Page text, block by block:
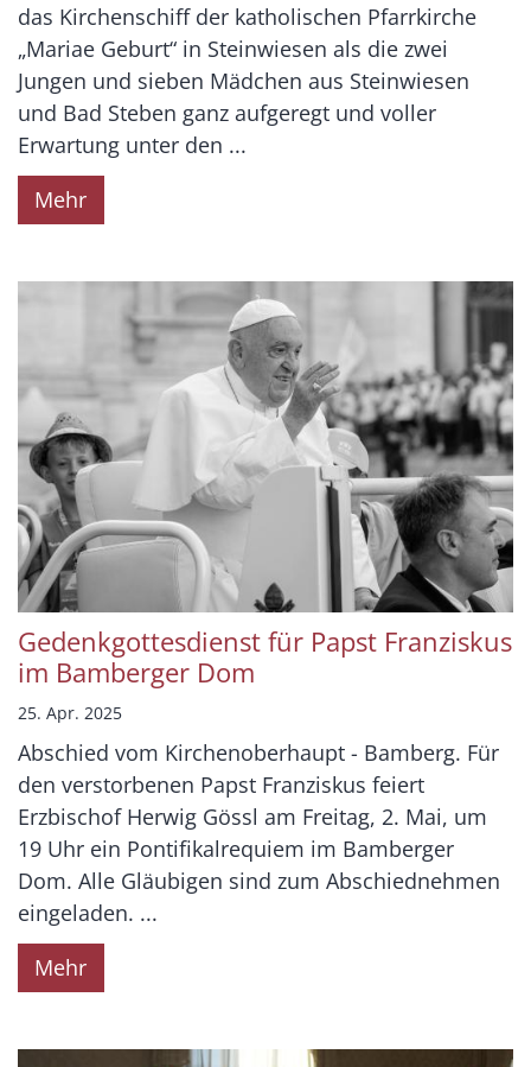
das Kirchenschiff der katholischen Pfarrkirche
„Mariae Geburt“ in Steinwiesen als die zwei
Jungen und sieben Mädchen aus Steinwiesen
und Bad Steben ganz aufgeregt und voller
Erwartung unter den ...
Mehr
Gedenkgottesdienst für Papst Franziskus
im Bamberger Dom
25. Apr. 2025
Abschied vom Kirchenoberhaupt - Bamberg. Für
den verstorbenen Papst Franziskus feiert
Erzbischof Herwig Gössl am Freitag, 2. Mai, um
19 Uhr ein Pontifikalrequiem im Bamberger
Dom. Alle Gläubigen sind zum Abschiednehmen
eingeladen. ...
Mehr